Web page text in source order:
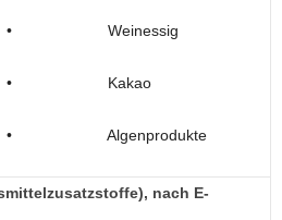
• Weinessig
• Kakao
• Algenprodukte
nach E-